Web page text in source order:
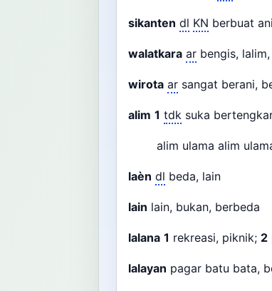
sikanten dl KN berbuat
walatkara ar bengis,
wirota ar sangat berani,
alim 1 tdk suka
alim ulama alim
laèn dl beda, lain
lain lain, bukan, berbeda
lalana 1 rekreasi, piknik; 2
lalayan pagar batu bata,